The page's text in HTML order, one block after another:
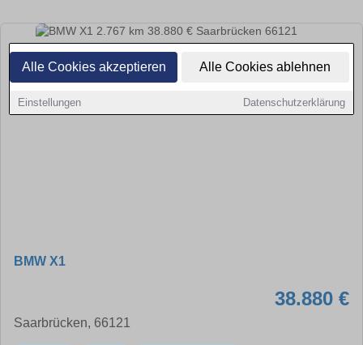
Alle Cookies akzeptieren Alle Cookies ablehnen
Einstellungen Datenschutzerklärung
BMW X1
38.880 €
Saarbrücken, 66121